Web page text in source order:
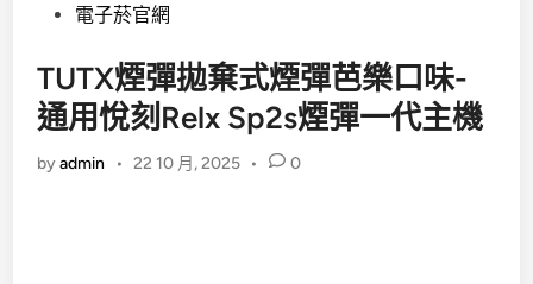
電子菸官網
TUTX煙彈拋棄式煙彈芭樂口味-
通用悅刻Relx Sp2s煙彈一代主機
byadmin • 22 10 月, 2025 • 0